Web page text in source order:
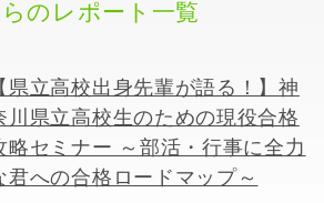
のレポート一覧
【県立高校出身先輩が語る！】神
川県立高校生のための現役合格
略セミナー ～部活・行事に全力
君への合格ロードマップ～